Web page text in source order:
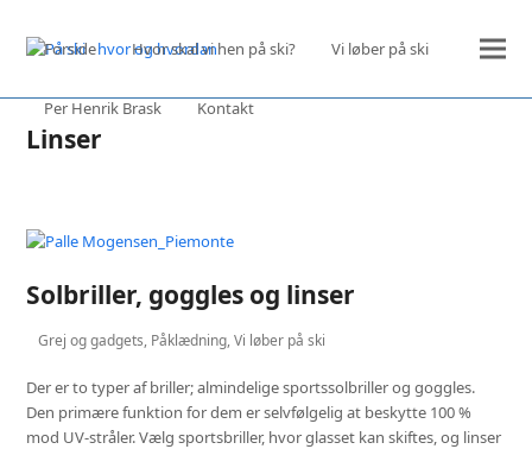
Forside Hvor skal vi hen på ski? Vi løber på ski
Per Henrik Brask Kontakt
Linser
Solbriller, goggles og linser
Grej og gadgets, Påklædning,Vi løber på ski
Der er to typer af briller; almindelige sportssolbriller og goggles.
Den primære funktion for dem er selvfølgelig at beskytte 100 %
mod UV-stråler. Vælg sportsbriller, hvor glasset kan skiftes, og linser